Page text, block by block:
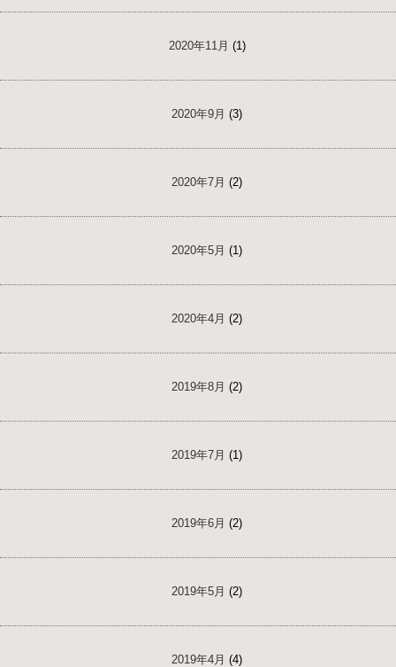
2020年11月 (1)
2020年9月 (3)
2020年7月 (2)
2020年5月 (1)
2020年4月 (2)
2019年8月 (2)
2019年7月 (1)
2019年6月 (2)
2019年5月 (2)
2019年4月 (4)